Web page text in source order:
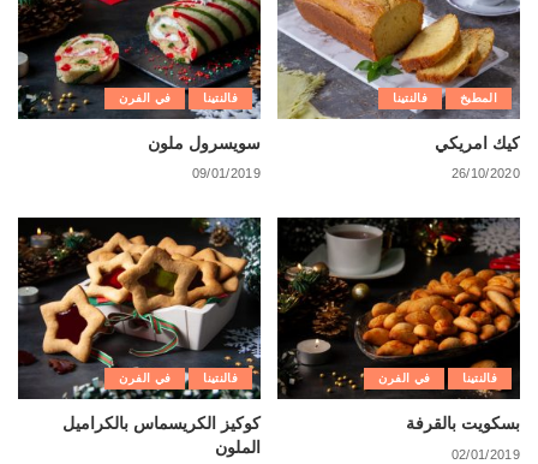
المطبخ فالنتينا
كيك امريكي
26/10/2020
فالنتينا في الفرن
سويسرول ملون
09/01/2019
فالنتينا في الفرن
بسكويت بالقرفة
02/01/2019
فالنتينا في الفرن
كوكيز الكريسماس بالكراميل
الملون